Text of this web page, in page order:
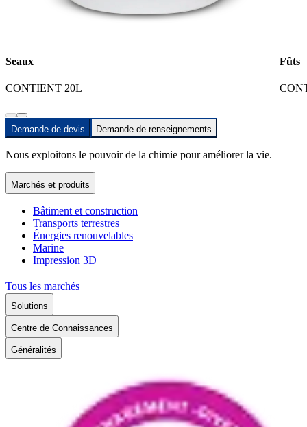
Seaux
CONTIENT 20L
Fûts
Demande de devis Demande de renseignements
Nous exploitons le pouvoir de la chimie pour améliorer la vie.
Marchés et produits
Bâtiment et construction
Transports terrestres
Énergies renouvelables
Marine
Impression 3D
Tous les marchés
Solutions
Centre de Connaissances
Généralités